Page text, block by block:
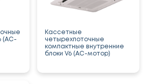
(AC-
Кассетные
четырехпоточные
компактные внутренние
блоки V6 (AC-мотор)